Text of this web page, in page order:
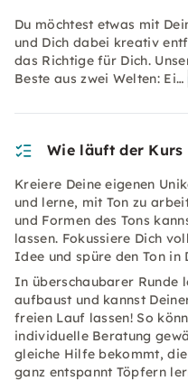
Du möchtest etwas mit
und Dich dabei kreativ
das Richtige für Dich.
Beste aus zwei Welten: Ei…
Wie läuft der Kurs
Kreiere Deine eigenen
und lerne, mit Ton zu
und Formen des Tons
lassen. Fokussiere Dich
Idee und spüre den Ton in
In überschaubarer Runde
aufbaust und kannst
freien Lauf lassen! So
individuelle Beratung
gleiche Hilfe bekommt,
ganz entspannt Töpfern